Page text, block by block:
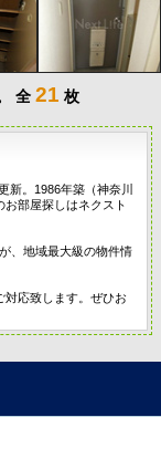
全 21 枚
新。1986年築（神奈川
部屋探しはネクスト
、地域最大級の物件情
対応致します。ぜひお